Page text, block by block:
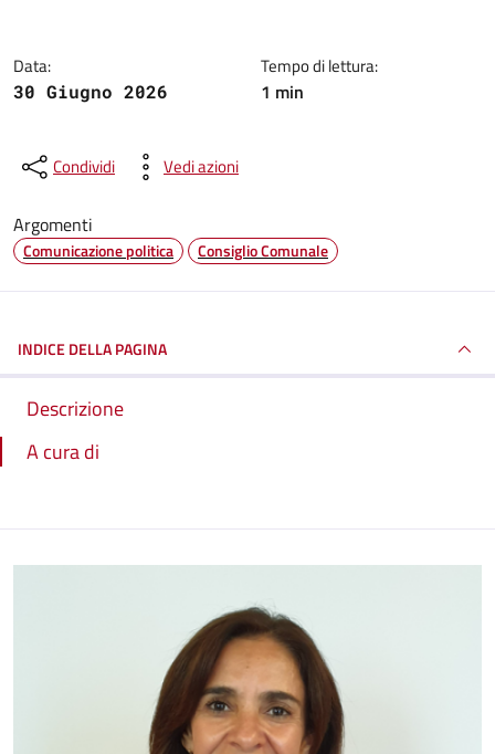
Data:
30 Giugno 2026
Tempo di lettura:
1 min
Condividi Vedi azioni
Argomenti
Comunicazione politica Consiglio Comunale
INDICE DELLA PAGINA
Descrizione
A cura di